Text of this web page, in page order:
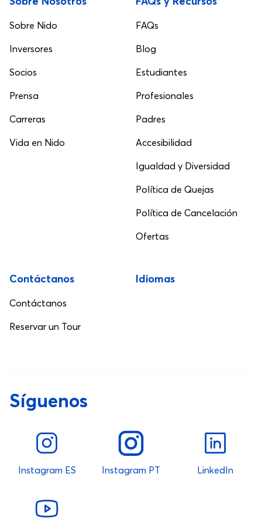
Sobre Nido
Inversores
Socios
Prensa
Carreras
Vida en Nido
FAQs
Blog
Estudiantes
Profesionales
Padres
Accesibilidad
Igualdad y Diversidad
Política de Quejas
Política de Cancelación
Ofertas
Contáctanos
Contáctanos
Reservar un Tour
Idiomas
Síguenos
Instagram ES Instagram PT LinkedIn